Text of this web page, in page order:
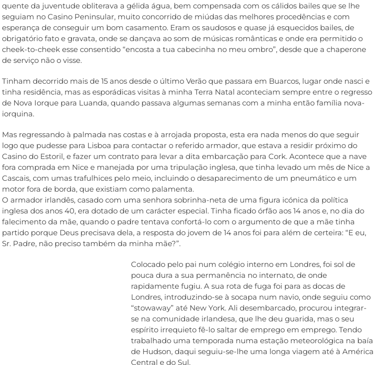
quente da juventude obliterava a gélida água, bem compensada com os cálidos bailes que se lhe
seguiam no Casino Peninsular, muito concorrido de miúdas das melhores procedências e com
esperança de conseguir um bom casamento. Eram os saudosos e quase já esquecidos bailes, de
obrigatório fato e gravata, onde se dançava ao som de músicas românticas e onde era permitido o
cheek-to-cheek esse consentido “encosta a tua cabecinha no meu ombro”, desde que a chaperone
de serviço não o visse.
Tinham decorrido mais de 15 anos desde o último Verão que passara em Buarcos, lugar onde nasci e
tinha residência, mas as esporádicas visitas à minha Terra Natal aconteciam sempre entre o regresso
de Nova Iorque para Luanda, quando passava algumas semanas com a minha então família nova-
iorquina.
Mas regressando à palmada nas costas e à arrojada proposta, esta era nada menos do que seguir
logo que pudesse para Lisboa para contactar o referido armador, que estava a residir próximo do
Casino do Estoril, e fazer um contrato para levar a dita embarcação para Cork. Acontece que a nave
fora comprada em Nice e manejada por uma tripulação inglesa, que tinha levado um mês de Nice a
Cascais, com umas trafulhices pelo meio, incluindo o desaparecimento de um pneumático e um
motor fora de borda, que existiam como palamenta.
O armador irlandês, casado com uma senhora sobrinha-neta de uma figura icónica da política
inglesa dos anos 40, era dotado de um carácter especial. Tinha ficado órfão aos 14 anos e, no dia do
falecimento da mãe, quando o padre tentava confortá-lo com o argumento de que a mãe tinha
partido porque Deus precisava dela, a resposta do jovem de 14 anos foi para além de certeira: “E eu,
Sr. Padre, não preciso também da minha mãe?”.
Colocado pelo pai num colégio interno em Londres, foi sol de
pouca dura a sua permanência no internato, de onde
rapidamente fugiu. A sua rota de fuga foi para as docas de
Londres, introduzindo-se à socapa num navio, onde seguiu como
“stowaway” até New York. Ali desembarcado, procurou integrar-
se na comunidade irlandesa, que lhe deu guarida, mas o seu
espírito irrequieto fê-lo saltar de emprego em emprego. Tendo
trabalhado uma temporada numa estação meteorológica na baía
de Hudson, daqui seguiu-se-lhe uma longa viagem até à América
Central e do Sul.